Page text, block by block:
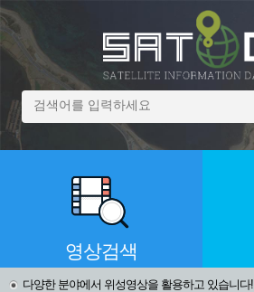
영상검색
다양한 분야에서 위성영상을 활용하고 있습니다!